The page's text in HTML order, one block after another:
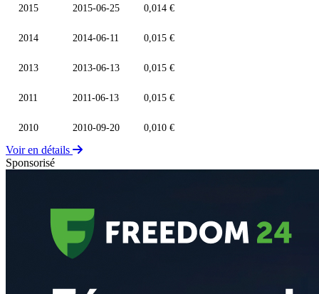
2015 2015-06-25 0,014 €
2014 2014-06-11 0,015 €
2013 2013-06-13 0,015 €
2011 2011-06-13 0,015 €
2010 2010-09-20 0,010 €
Voir en détails
Sponsorisé